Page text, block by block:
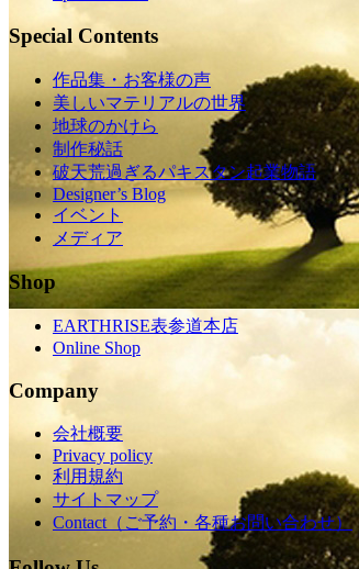
Special Contents
作品集・お客様の声
美しいマテリアルの世界
地球のかけら
制作秘話
破天荒過ぎるパキスタン起業物語
Designer’s Blog
イベント
メディア
Shop
EARTHRISE表参道本店
Online Shop
Company
会社概要
Privacy policy
利用規約
サイトマップ
Contact（ご予約・各種お問い合わせ）